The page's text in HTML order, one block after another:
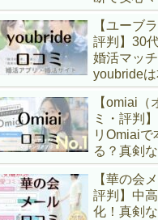
【ユーブ
評判】30
婚活マッ
youbrideは
る？
【omiai（
ミ・評判
リOmiaiで
る？真剣
由
【華の会
評判】中
化！真剣